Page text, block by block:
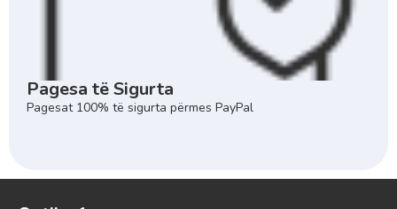
Pagesa të Sigurta
Pagesat 100% të sigurta përmes PayPal